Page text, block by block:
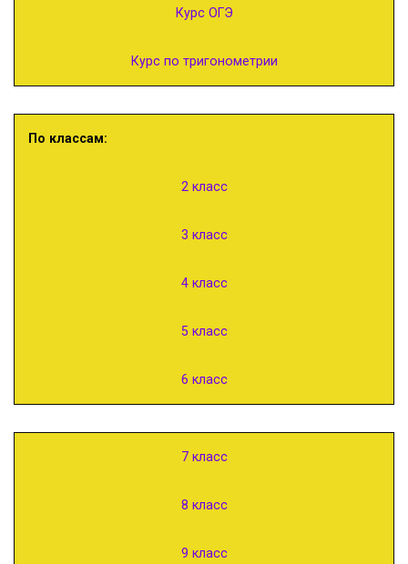
Курс ОГЭ
Курс по тригонометрии
По классам:
2 класс
3 класс
4 класс
5 класс
6 класс
7 класс
8 класс
9 класс